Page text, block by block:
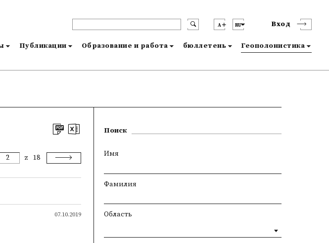
A RU Вход
Публикации Образование и работа бюллетень Геополонистика
z 18
07.10.2019
Поиск
Имя
Фамилия
Область